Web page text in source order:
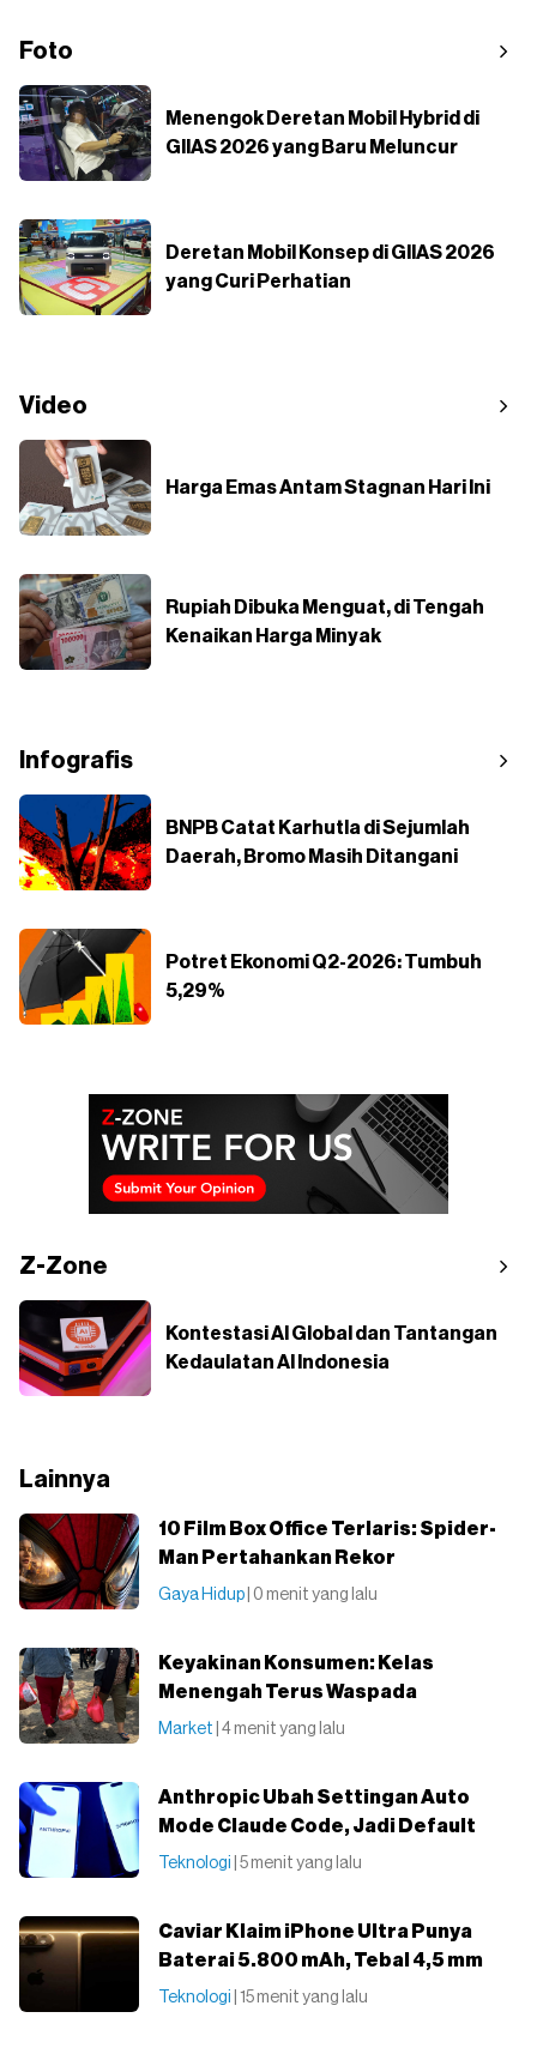
Foto
Menengok Deretan Mobil Hybrid di
GIIAS 2026 yang Baru Meluncur
Deretan Mobil Konsep di GIIAS 2026
yang Curi Perhatian
Video
Harga Emas Antam Stagnan Hari Ini
Rupiah Dibuka Menguat, di Tengah
Kenaikan Harga Minyak
Infografis
BNPB Catat Karhutla di Sejumlah
Daerah, Bromo Masih Ditangani
Potret Ekonomi Q2-2026: Tumbuh
5,29%
Z-Zone
Kontestasi AI Global dan Tantangan
Kedaulatan AI Indonesia
Lainnya
10 Film Box Office Terlaris: Spider-
Man Pertahankan Rekor
Gaya Hidup | 0 menit yang lalu
Keyakinan Konsumen: Kelas
Menengah Terus Waspada
Market | 4 menit yang lalu
Anthropic Ubah Settingan Auto
Mode Claude Code, Jadi Default
Teknologi | 5 menit yang lalu
Caviar Klaim iPhone Ultra Punya
Baterai 5.800 mAh, Tebal 4,5 mm
Teknologi | 15 menit yang lalu